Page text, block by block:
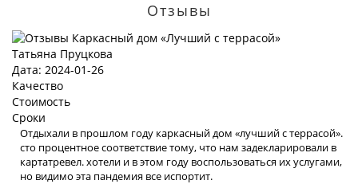
Отзывы
Татьяна Пруцкова
Дата: 2024-01-26
Качество
Стоимость
Сроки
Отдыхали в прошлом году каркасный дом «лучший с террасой».
сто процентное соответствие тому, что нам задекларировали в
картатревел. хотели и в этом году воспользоваться их услугами,
но видимо эта пандемия все испортит.